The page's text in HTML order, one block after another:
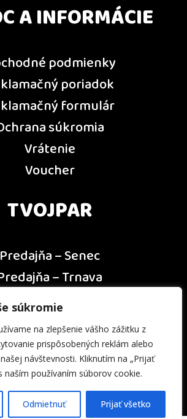
súkromie
na zlepšenie vášho zážitku z
prispôsobených reklám alebo
návštevnosti. Kliknutím na „Prijať
naším používaním súborov cookie.
Odmietnuť Prijať všetko
A INFORMÁCIE
podmienky
poriadok
formulár
súkromia
Vrátenie
Voucher
TVOJPAR
Predajňa – Senec
– Trnava
– Dunajská Streda
Predajňa – Nitra
Kontakt